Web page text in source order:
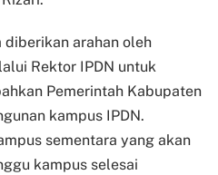
arahan oleh
Rektor IPDN untuk
Pemerintah Kabupaten
kampus IPDN.
sementara yang akan
kampus selesai